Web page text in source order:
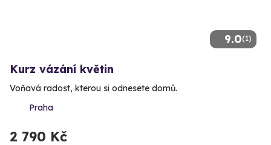
9.0(1)
Kurz vázání květin
Voňavá radost, kterou si odnesete domů.
Praha
2 790 Kč